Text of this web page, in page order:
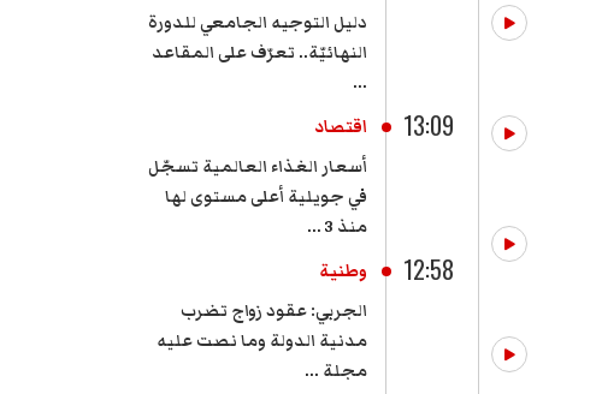
دليل التوجيه الجامعي للدورة
النهائيّة.. تعرّف على المقاعد
...
13:09
اقتصاد
أسعار الغذاء العالمية تسجّل
في جويلية أعلى مستوى لها
منذ 3 ...
12:58
وطنية
الجربي: عقود زواج تضرب
مدنية الدولة وما نصت عليه
مجلة ...